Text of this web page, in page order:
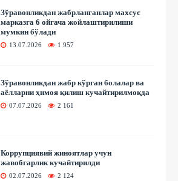
Зўравонликдан жабрланганлар махсус
марказга 6 ойгача жойлаштирилиши
мумкин бўлади
13.07.2026 1 957
Зўравонликдан жабр кўрган болалар ва
аёлларни ҳимоя қилиш кучайтирилмоқда
07.07.2026 2 161
Коррупциявий жиноятлар учун
жавобгарлик кучайтирилди
02.07.2026 2 124